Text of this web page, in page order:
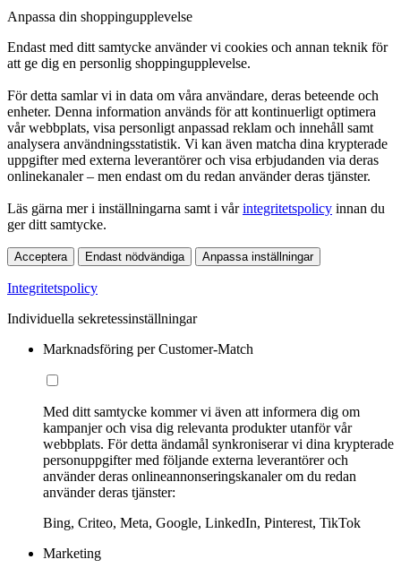
Anpassa din shoppingupplevelse
Endast med ditt samtycke använder vi cookies och annan teknik för
att ge dig en personlig shoppingupplevelse.
För detta samlar vi in data om våra användare, deras beteende och
enheter. Denna information används för att kontinuerligt optimera
vår webbplats, visa personligt anpassad reklam och innehåll samt
analysera användningsstatistik. Vi kan även matcha dina krypterade
uppgifter med externa leverantörer och visa erbjudanden via deras
onlinekanaler – men endast om du redan använder deras tjänster.
Läs gärna mer i inställningarna samt i vårintegritetspolicy innan du
ger ditt samtycke.
Acceptera Endast nödvändiga Anpassa inställningar
Integritetspolicy
Individuella sekretessinställningar
Marknadsföring per Customer-Match
Med ditt samtycke kommer vi även att informera dig om
kampanjer och visa dig relevanta produkter utanför vår
webbplats. För detta ändamål synkroniserar vi dina krypterade
personuppgifter med följande externa leverantörer och
använder deras onlineannonseringskanaler om du redan
använder deras tjänster:
Bing, Criteo, Meta, Google, LinkedIn, Pinterest, TikTok
Marketing